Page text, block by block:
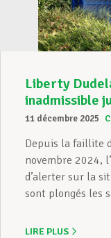
Liberty
inadmissible
11 décembre 2025
Depuis la faillite
novembre 2024,
d’alerter sur la
sont plongés les
LIRE PLUS